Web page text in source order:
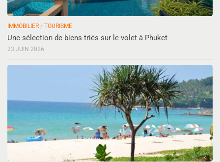
IMMOBILIER / TOURISME
Une sélection de biens triés sur le volet à Phuket
23 JUIN 2026